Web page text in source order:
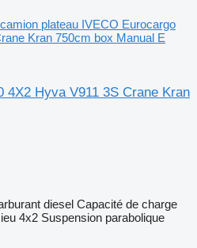
camion plateau IVECO Eurocargo
Kran 750cm box Manual E
4X2 Hyva V911 3S Crane Kran
diesel Capacité de charge
4x2 Suspension parabolique